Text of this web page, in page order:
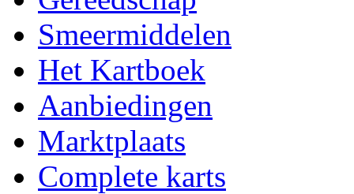
Smeermiddelen
Het Kartboek
Aanbiedingen
Marktplaats
Complete karts